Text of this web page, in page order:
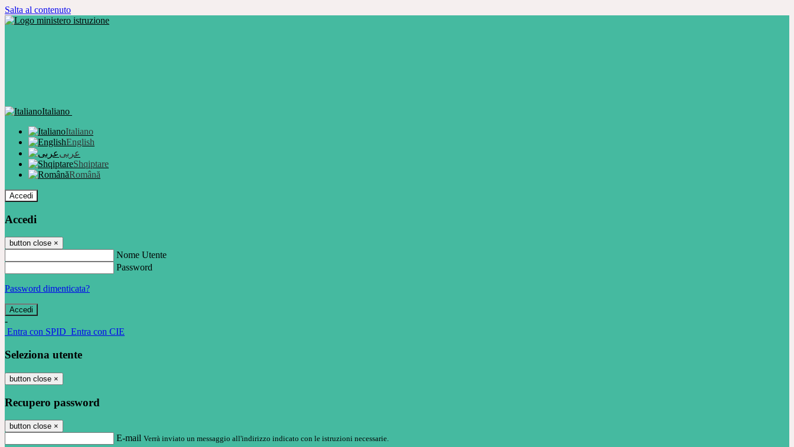
Salta al contenuto
Italiano
Italiano
English
عربى
Shqiptare
Română
Accedi
Accedi
button close ×
Nome Utente
Password
Password dimenticata?
-
Entra con SPID Entra con CIE
Seleziona utente
button close ×
Recupero password
button close ×
E-mail Verrà inviato un messaggio all'indirizzo indicato con le istruzioni necessarie.